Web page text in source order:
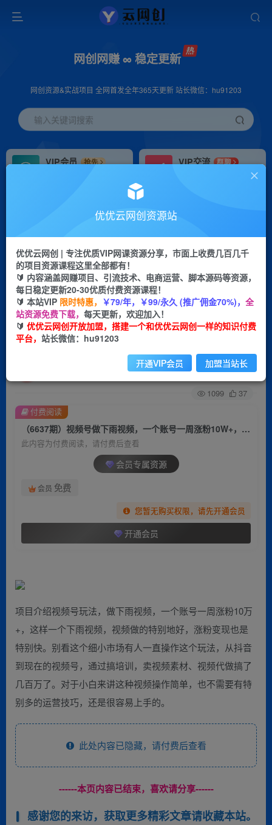
网创网赚 ∞ 稳定更新
网创资源&实战项目 全网首发全年365天更新 站长微信：hu91203
输入关键词搜索
VIP会员
抢先
VIP交流
群聊
研究探讨更多创业项目路子。
会员专属推广链接
挂机 项目
脚本卡密
APP下载
GO
首页 创业课程 会员专属 正文
（6637期）视频号做下雨视频，一个账号一周涨
粉10W+，日入1000+，附保姆级教程
关注 私信
1099 37
（6637期）视频号做下雨视频，一个账号一周涨粉10W+，日入1000+，附保姆级教程
此内容为付费阅读，请付费后查看
会员专属资源
会员 免费
您暂无购买权限，请先开通会员
开通会员
付费阅读
项目介绍视频号玩法，做下雨视频，一个账号一周涨粉10万
+，这样一个下雨视频，视频做的特别地好，涨粉变现也是
特别快。别看这个细小市场有人一直操作这个玩法，从抖音
到现在的视频号，通过搞培训，卖视频素材、视频代做搞了
几百万了。对于小白来讲这种视频操作简单，也不需要有特
别多的运营技巧，还是很容易上手的。
此处内容已隐藏，请付费后查看
------本页内容已结束，喜欢请分享------
感谢您的来访，获取更多精彩文章请收藏本站。
优优云网创资源站
优优云网创 | 专注优质VIP网课资源分享，市面上收费几百几千
的项目资源课程这里全部都有！
🔰 内容涵盖网赚项目、引流技术、电商运营、脚本源码等资源，
每日稳定更新20-30优质付费资源课程！
🔰 本站VIP 限时特惠， ￥79/年，￥99/永久 (推广佣金70%)， 全
站资源免费下载， 每天更新，欢迎加入！
🔰 优优云网创开放加盟，搭建一个和优优云网创一样的知识付费
平台， 站长微信：hu91203
开通VIP会员 加盟当站长